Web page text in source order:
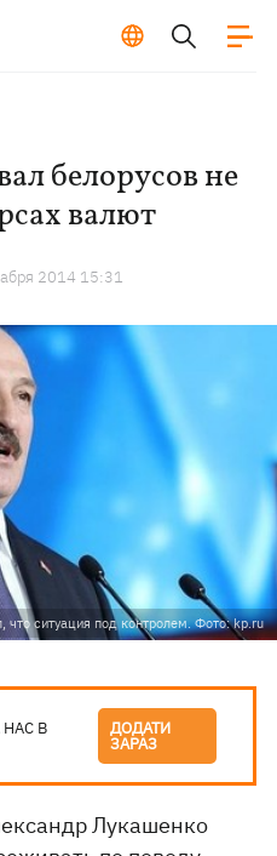
белорусов не
валют
2014 15:31
что ситуация под контролем. Фото: kp.ru
В ДОДАТИ
ЗАРАЗ
Лукашенко